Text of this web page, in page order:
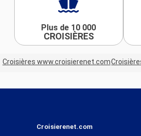
Plus de 10 000
CROISIÈRES
Croisières www.croisierenet.com
Croisierenet.com